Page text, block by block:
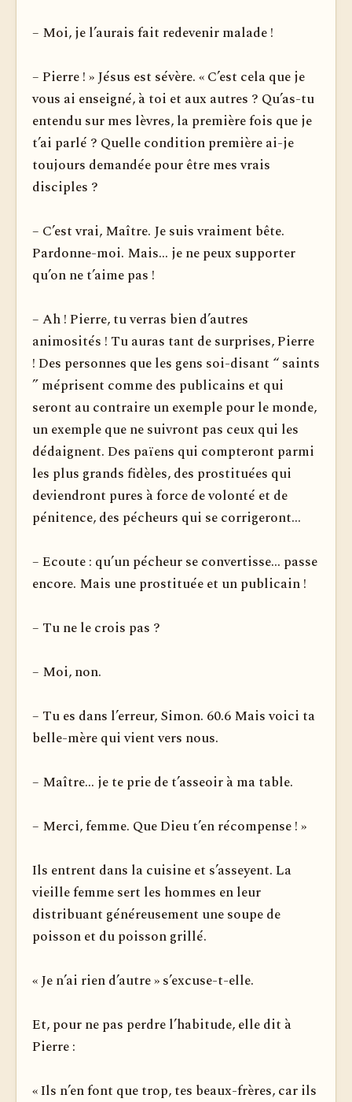
– Moi, je l’aurais fait redevenir malade !
– Pierre ! » Jésus est sévère. « C’est cela que je
vous ai enseigné, à toi et aux autres ? Qu’as-tu
entendu sur mes lèvres, la première fois que je
t’ai parlé ? Quelle condition première ai-je
toujours demandée pour être mes vrais
disciples ?
– C’est vrai, Maître. Je suis vraiment bête.
Pardonne-moi. Mais... je ne peux supporter
qu’on ne t’aime pas !
– Ah ! Pierre, tu verras bien d’autres
animosités ! Tu auras tant de surprises, Pierre
! Des personnes que les gens soi-disant “ saints
” méprisent comme des publicains et qui
seront au contraire un exemple pour le monde,
un exemple que ne suivront pas ceux qui les
dédaignent. Des païens qui compteront parmi
les plus grands fidèles, des prostituées qui
deviendront pures à force de volonté et de
pénitence, des pécheurs qui se corrigeront...
– Ecoute : qu’un pécheur se convertisse... passe
encore. Mais une prostituée et un publicain !
– Tu ne le crois pas ?
– Moi, non.
– Tu es dans l’erreur, Simon. 60.6 Mais voici ta
belle-mère qui vient vers nous.
– Maître... je te prie de t’asseoir à ma table.
– Merci, femme. Que Dieu t’en récompense ! »
Ils entrent dans la cuisine et s’asseyent. La
vieille femme sert les hommes en leur
distribuant généreusement une soupe de
poisson et du poisson grillé.
« Je n’ai rien d’autre » s’excuse-t-elle.
Et, pour ne pas perdre l’habitude, elle dit à
Pierre :
« Ils n’en font que trop, tes beaux-frères, car ils